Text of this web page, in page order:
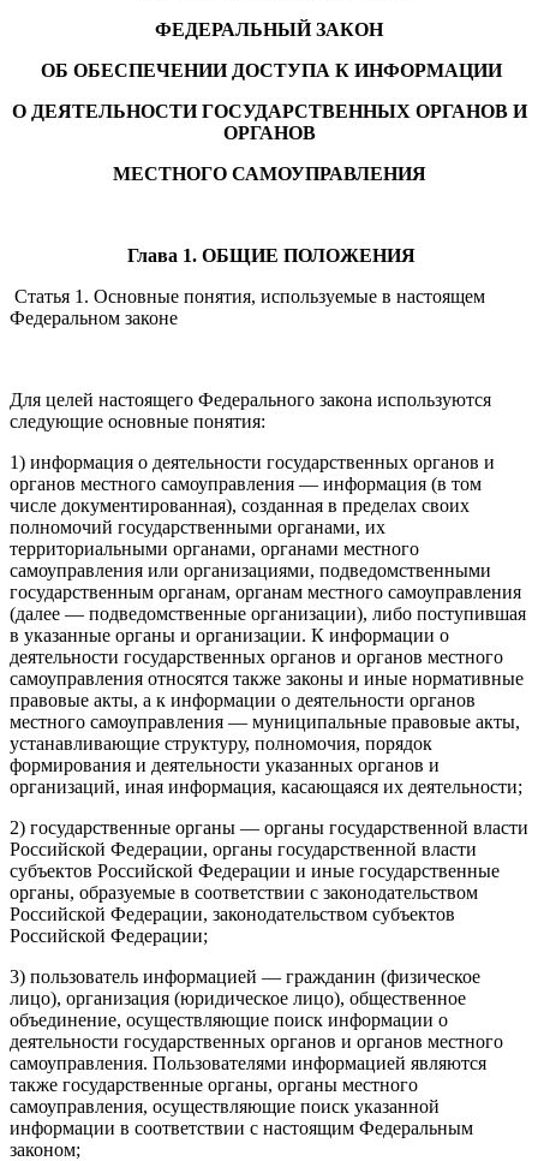
ФЕДЕРАЛЬНЫЙ ЗАКОН
ОБ ОБЕСПЕЧЕНИИ ДОСТУПА К ИНФОРМАЦИИ
О ДЕЯТЕЛЬНОСТИ ГОСУДАРСТВЕННЫХ ОРГАНОВ И
ОРГАНОВ
МЕСТНОГО САМОУПРАВЛЕНИЯ
Глава 1. ОБЩИЕ ПОЛОЖЕНИЯ
Статья 1. Основные понятия, используемые в настоящем
Федеральном законе
Для целей настоящего Федерального закона используются
следующие основные понятия:
1) информация о деятельности государственных органов и
органов местного самоуправления — информация (в том
числе документированная), созданная в пределах своих
полномочий государственными органами, их
территориальными органами, органами местного
самоуправления или организациями, подведомственными
государственным органам, органам местного самоуправления
(далее — подведомственные организации), либо поступившая
в указанные органы и организации. К информации о
деятельности государственных органов и органов местного
самоуправления относятся также законы и иные нормативные
правовые акты, а к информации о деятельности органов
местного самоуправления — муниципальные правовые акты,
устанавливающие структуру, полномочия, порядок
формирования и деятельности указанных органов и
организаций, иная информация, касающаяся их деятельности;
2) государственные органы — органы государственной власти
Российской Федерации, органы государственной власти
субъектов Российской Федерации и иные государственные
органы, образуемые в соответствии с законодательством
Российской Федерации, законодательством субъектов
Российской Федерации;
3) пользователь информацией — гражданин (физическое
лицо), организация (юридическое лицо), общественное
объединение, осуществляющие поиск информации о
деятельности государственных органов и органов местного
самоуправления. Пользователями информацией являются
также государственные органы, органы местного
самоуправления, осуществляющие поиск указанной
информации в соответствии с настоящим Федеральным
законом;